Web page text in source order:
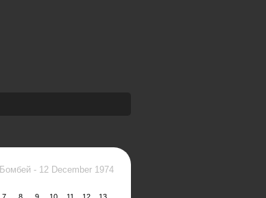
Бомбей - 12 December 1974